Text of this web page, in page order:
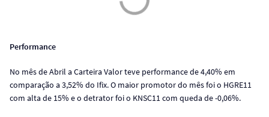
Performance
No mês de Abril a Carteira Valor teve performance de 4,40% em
comparação a 3,52% do Ifix. O maior promotor do mês foi o HGRE11
com alta de 15% e o detrator foi o KNSC11 com queda de -0,06%.